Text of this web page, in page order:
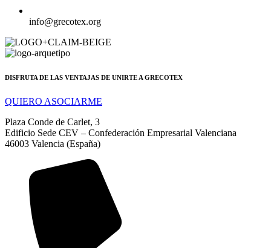
info@grecotex.org
DISFRUTA DE LAS VENTAJAS DE UNIRTE A GRECOTEX
QUIERO ASOCIARME
Plaza Conde de Carlet, 3
Edificio Sede CEV – Confederación Empresarial Valenciana
46003 Valencia (España)